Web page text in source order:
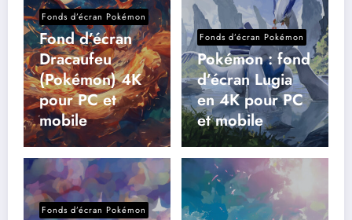
Fonds d’écran Pokémon
Fond d’écran
Dracaufeu
(Pokémon) 4K
pour PC et
mobile
Fonds d’écran Pokémon
Pokémon : fond
d’écran Lugia
en 4K pour PC
et mobile
Fonds d’écran Pokémon